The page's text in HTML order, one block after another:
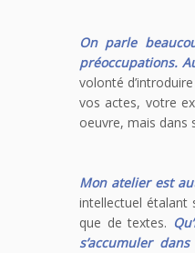
On parle
préoccupations.
volonté
vos actes, votre
oeuvre, mais dans
Mon atelier est
intellectuel étalant
que de textes.
s’accumuler